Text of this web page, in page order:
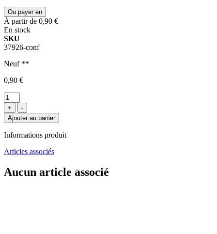
Ou payer en
À partir de 0,90 €
En stock
SKU
37926-conf
Neuf **
0,90 €
+
-
Ajouter au panier
Informations produit
Articles associés
Aucun article associé